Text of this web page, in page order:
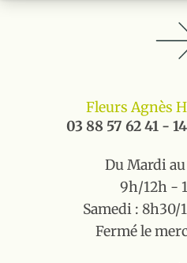
Fleurs Agnès
03 88 57 62 41 -
Du Mardi
9h/12h -
Samedi : 8h30/
Fermé le